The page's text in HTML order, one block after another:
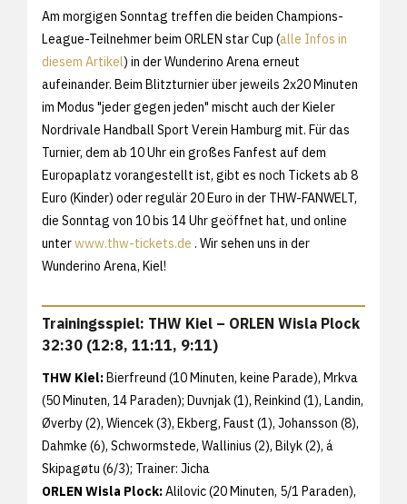
Am morgigen Sonntag treffen die beiden Champions-
League-Teilnehmer beim ORLEN star Cup (alle Infos in
diesem Artikel) in der Wunderino Arena erneut
aufeinander. Beim Blitzturnier über jeweils 2x20 Minuten
im Modus "jeder gegen jeden" mischt auch der Kieler
Nordrivale Handball Sport Verein Hamburg mit. Für das
Turnier, dem ab 10 Uhr ein großes Fanfest auf dem
Europaplatz vorangestellt ist, gibt es noch Tickets ab 8
Euro (Kinder) oder regulär 20 Euro in der THW-FANWELT,
die Sonntag von 10 bis 14 Uhr geöffnet hat, und online
unterwww.thw-tickets.de . Wir sehen uns in der
Wunderino Arena, Kiel!
Trainingsspiel: THW Kiel – ORLEN Wisla Plock
32:30 (12:8, 11:11, 9:11)
THW Kiel: Bierfreund (10 Minuten, keine Parade), Mrkva
(50 Minuten, 14 Paraden); Duvnjak (1), Reinkind (1), Landin,
Øverby (2), Wiencek (3), Ekberg, Faust (1), Johansson (8),
Dahmke (6), Schwormstede, Wallinius (2), Bilyk (2), á
Skipagøtu (6/3); Trainer: Jicha
ORLEN Wisla Plock:Alilovic (20 Minuten, 5/1 Paraden),